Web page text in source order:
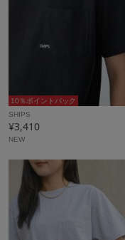
10％ポイントバック
SHIPS
¥3,410
NEW